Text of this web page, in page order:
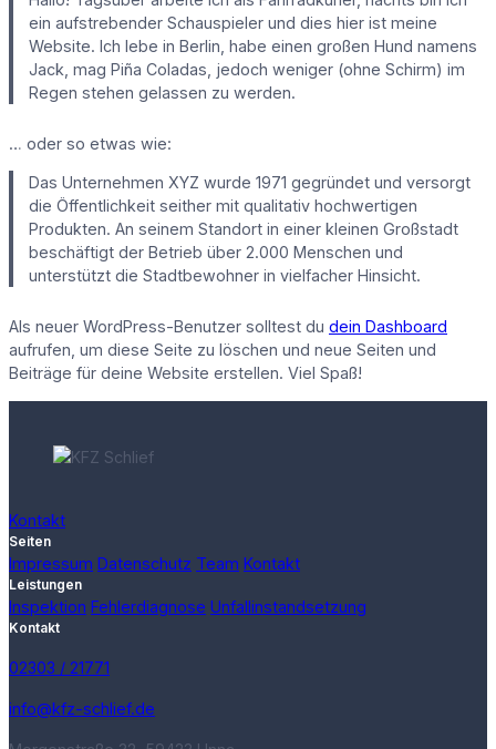
ein aufstrebender Schauspieler und dies hier ist meine
Website. Ich lebe in Berlin, habe einen großen Hund namens
Jack, mag Piña Coladas, jedoch weniger (ohne Schirm) im
Regen stehen gelassen zu werden.
… oder so etwas wie:
Das Unternehmen XYZ wurde 1971 gegründet und versorgt
die Öffentlichkeit seither mit qualitativ hochwertigen
Produkten. An seinem Standort in einer kleinen Großstadt
beschäftigt der Betrieb über 2.000 Menschen und
unterstützt die Stadtbewohner in vielfacher Hinsicht.
Als neuer WordPress-Benutzer solltest du dein Dashboard
aufrufen, um diese Seite zu löschen und neue Seiten und
Beiträge für deine Website erstellen. Viel Spaß!
Kontakt
Seiten
Impressum Datenschutz Team Kontakt
Leistungen
Inspektion Fehlerdiagnose Unfallinstandsetzung
Kontakt
­02303 / 21771
info@kfz-schlief.de